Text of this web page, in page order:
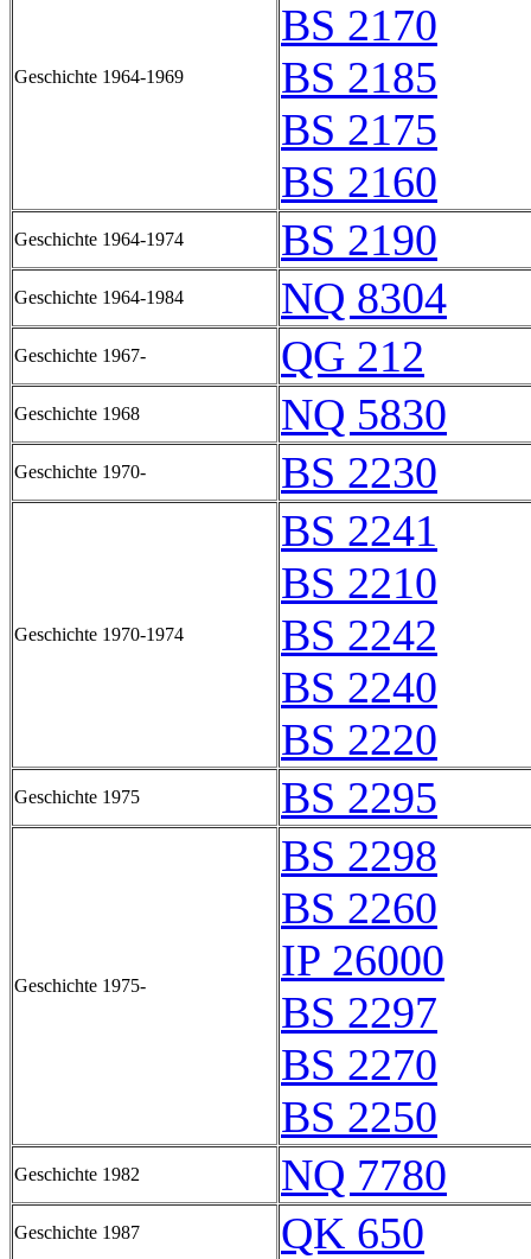
Geschichte 1964-1969
BS 2170
BS 2185
BS 2175
BS 2160
Geschichte 1964-1974 BS 2190
Geschichte 1964-1984 NQ 8304
Geschichte 1967- QG 212
Geschichte 1968 NQ 5830
Geschichte 1970- BS 2230
Geschichte 1970-1974
BS 2241
BS 2210
BS 2242
BS 2240
BS 2220
Geschichte 1975 BS 2295
Geschichte 1975-
BS 2298
BS 2260
IP 26000
BS 2297
BS 2270
BS 2250
Geschichte 1982 NQ 7780
Geschichte 1987 QK 650